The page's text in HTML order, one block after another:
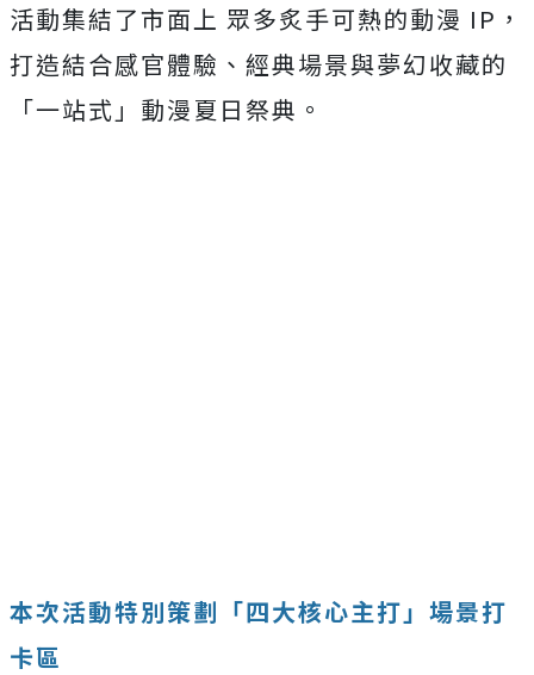
活動集結了市面上 眾多炙手可熱的動漫 IP，
打造結合感官體驗、經典場景與夢幻收藏的
「一站式」動漫夏日祭典。
本次活動特別策劃「四大核心主打」場景打
卡區